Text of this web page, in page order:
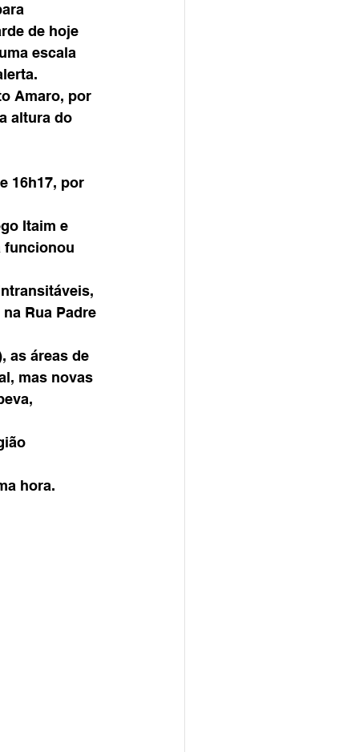
de hoje
escala
Amaro, por
altura do
16h17, por
Itaim e
funcionou
Rua Padre
as áreas de
mas novas
hora.